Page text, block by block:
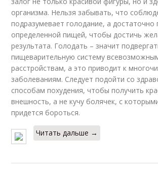
организма. Нельзя забывать, что
подразумевает голодание, а достаточно
определенной пищей, чтобы достичь
результата. Голодать – значит
пищеварительную систему
расстройствам, а это приводит к
заболеваниям. Следует подойти со
способам похудения, чтобы получить
внешность, а не кучу болячек, с
придется бороться.
Читать дальше →